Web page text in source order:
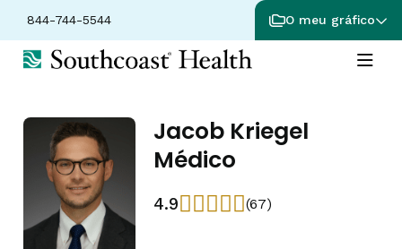
844-744-5544 O meu gráfico
Jacob Kriegel
Médico
4.9 (67)